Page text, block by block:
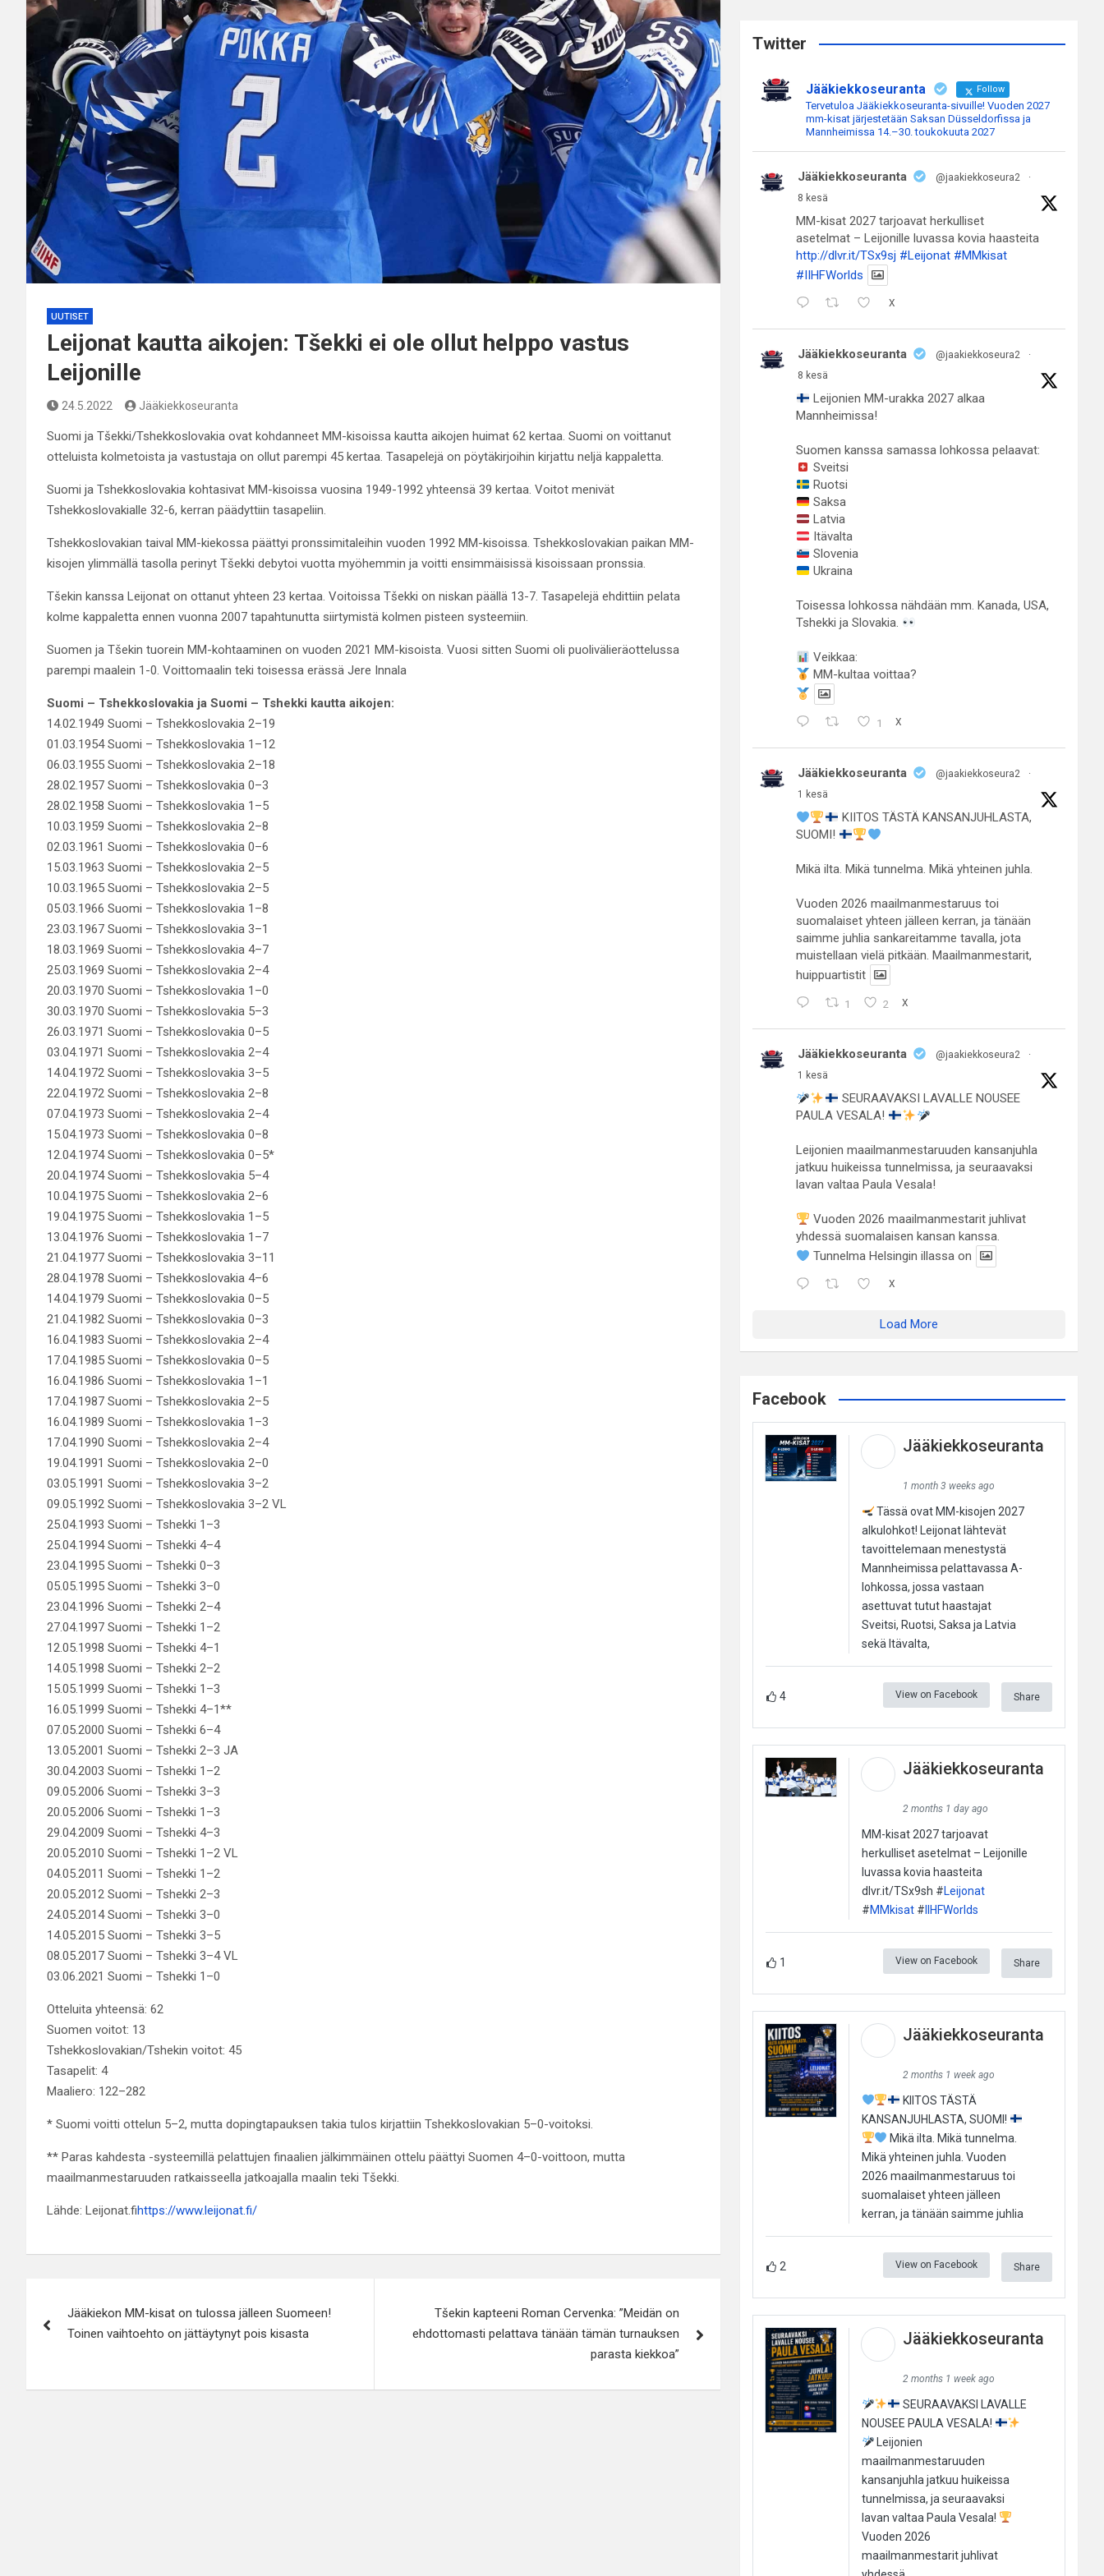
UUTISET
Leijonat kautta aikojen: Tšekki ei ole ollut helppo vastus
Leijonille
24.5.2022 Jääkiekkoseuranta
Suomi ja Tšekki/Tshekkoslovakia ovat kohdanneet MM-kisoissa kautta aikojen huimat 62 kertaa. Suomi on voittanut
otteluista kolmetoista ja vastustaja on ollut parempi 45 kertaa. Tasapelejä on pöytäkirjoihin kirjattu neljä kappaletta.
Suomi ja Tshekkoslovakia kohtasivat MM-kisoissa vuosina 1949-1992 yhteensä 39 kertaa. Voitot menivät
Tshekkoslovakialle 32-6, kerran päädyttiin tasapeliin.
Tshekkoslovakian taival MM-kiekossa päättyi pronssimitaleihin vuoden 1992 MM-kisoissa. Tshekkoslovakian paikan MM-
kisojen ylimmällä tasolla perinyt Tšekki debytoi vuotta myöhemmin ja voitti ensimmäisissä kisoissaan pronssia.
Tšekin kanssa Leijonat on ottanut yhteen 23 kertaa. Voitoissa Tšekki on niskan päällä 13-7. Tasapelejä ehdittiin pelata
kolme kappaletta ennen vuonna 2007 tapahtunutta siirtymistä kolmen pisteen systeemiin.
Suomen ja Tšekin tuorein MM-kohtaaminen on vuoden 2021 MM-kisoista. Vuosi sitten Suomi oli puolivälieräottelussa
parempi maalein 1-0. Voittomaalin teki toisessa erässä Jere Innala
Suomi – Tshekkoslovakia ja Suomi – Tshekki kautta aikojen:
14.02.1949 Suomi – Tshekkoslovakia 2–19
01.03.1954 Suomi – Tshekkoslovakia 1–12
06.03.1955 Suomi – Tshekkoslovakia 2–18
28.02.1957 Suomi – Tshekkoslovakia 0–3
28.02.1958 Suomi – Tshekkoslovakia 1–5
10.03.1959 Suomi – Tshekkoslovakia 2–8
02.03.1961 Suomi – Tshekkoslovakia 0–6
15.03.1963 Suomi – Tshekkoslovakia 2–5
10.03.1965 Suomi – Tshekkoslovakia 2–5
05.03.1966 Suomi – Tshekkoslovakia 1–8
23.03.1967 Suomi – Tshekkoslovakia 3–1
18.03.1969 Suomi – Tshekkoslovakia 4–7
25.03.1969 Suomi – Tshekkoslovakia 2–4
20.03.1970 Suomi – Tshekkoslovakia 1–0
30.03.1970 Suomi – Tshekkoslovakia 5–3
26.03.1971 Suomi – Tshekkoslovakia 0–5
03.04.1971 Suomi – Tshekkoslovakia 2–4
14.04.1972 Suomi – Tshekkoslovakia 3–5
22.04.1972 Suomi – Tshekkoslovakia 2–8
07.04.1973 Suomi – Tshekkoslovakia 2–4
15.04.1973 Suomi – Tshekkoslovakia 0–8
12.04.1974 Suomi – Tshekkoslovakia 0–5*
20.04.1974 Suomi – Tshekkoslovakia 5–4
10.04.1975 Suomi – Tshekkoslovakia 2–6
19.04.1975 Suomi – Tshekkoslovakia 1–5
13.04.1976 Suomi – Tshekkoslovakia 1–7
21.04.1977 Suomi – Tshekkoslovakia 3–11
28.04.1978 Suomi – Tshekkoslovakia 4–6
14.04.1979 Suomi – Tshekkoslovakia 0–5
21.04.1982 Suomi – Tshekkoslovakia 0–3
16.04.1983 Suomi – Tshekkoslovakia 2–4
17.04.1985 Suomi – Tshekkoslovakia 0–5
16.04.1986 Suomi – Tshekkoslovakia 1–1
17.04.1987 Suomi – Tshekkoslovakia 2–5
16.04.1989 Suomi – Tshekkoslovakia 1–3
17.04.1990 Suomi – Tshekkoslovakia 2–4
19.04.1991 Suomi – Tshekkoslovakia 2–0
03.05.1991 Suomi – Tshekkoslovakia 3–2
09.05.1992 Suomi – Tshekkoslovakia 3–2 VL
25.04.1993 Suomi – Tshekki 1–3
25.04.1994 Suomi – Tshekki 4–4
23.04.1995 Suomi – Tshekki 0–3
05.05.1995 Suomi – Tshekki 3–0
23.04.1996 Suomi – Tshekki 2–4
27.04.1997 Suomi – Tshekki 1–2
12.05.1998 Suomi – Tshekki 4–1
14.05.1998 Suomi – Tshekki 2–2
15.05.1999 Suomi – Tshekki 1–3
16.05.1999 Suomi – Tshekki 4–1**
07.05.2000 Suomi – Tshekki 6–4
13.05.2001 Suomi – Tshekki 2–3 JA
30.04.2003 Suomi – Tshekki 1–2
09.05.2006 Suomi – Tshekki 3–3
20.05.2006 Suomi – Tshekki 1–3
29.04.2009 Suomi – Tshekki 4–3
20.05.2010 Suomi – Tshekki 1–2 VL
04.05.2011 Suomi – Tshekki 1–2
20.05.2012 Suomi – Tshekki 2–3
24.05.2014 Suomi – Tshekki 3–0
14.05.2015 Suomi – Tshekki 3–5
08.05.2017 Suomi – Tshekki 3–4 VL
03.06.2021 Suomi – Tshekki 1–0
Otteluita yhteensä: 62
Suomen voitot: 13
Tshekkoslovakian/Tshekin voitot: 45
Tasapelit: 4
Maaliero: 122–282
* Suomi voitti ottelun 5–2, mutta dopingtapauksen takia tulos kirjattiin Tshekkoslovakian 5–0-voitoksi.
** Paras kahdesta -systeemillä pelattujen finaalien jälkimmäinen ottelu päättyi Suomen 4–0-voittoon, mutta
maailmanmestaruuden ratkaisseella jatkoajalla maalin teki Tšekki.
Lähde: Leijonat.fihttps://www.leijonat.fi/
selaus
Jääkiekon MM-kisat on tulossa jälleen Suomeen!
Toinen vaihtoehto on jättäytynyt pois kisasta
Tšekin kapteeni Roman Cervenka: ”Meidän on
ehdottomasti pelattava tänään tämän turnauksen
parasta kiekkoa”
c
Twitter
Jääkiekkoseuranta Follow
Tervetuloa Jääkiekkoseuranta-sivuille! Vuoden 2027
mm-kisat järjestetään Saksan Düsseldorfissa ja
Mannheimissa 14.–30. toukokuuta 2027
Jääkiekkoseuranta @jaakiekkoseura2
·
8 kesä
MM-kisat 2027 tarjoavat herkulliset
asetelmat – Leijonille luvassa kovia haasteita
http://dlvr.it/TSx9sj #Leijonat #MMkisat
#IIHFWorlds
X
Jääkiekkoseuranta @jaakiekkoseura2
·
8 kesä
Leijonien MM-urakka 2027 alkaa
Mannheimissa!
Suomen kanssa samassa lohkossa pelaavat:
Sveitsi
Ruotsi
Saksa
Latvia
Itävalta
Slovenia
Ukraina
Toisessa lohkossa nähdään mm. Kanada, USA,
Tshekki ja Slovakia.
Veikkaa:
MM-kultaa voittaa?
1 X
Jääkiekkoseuranta @jaakiekkoseura2
·
1 kesä
KIITOS TÄSTÄ KANSANJUHLASTA,
SUOMI!
Mikä ilta. Mikä tunnelma. Mikä yhteinen juhla.
Vuoden 2026 maailmanmestaruus toi
suomalaiset yhteen jälleen kerran, ja tänään
saimme juhlia sankareitamme tavalla, jota
muistellaan vielä pitkään. Maailmanmestarit,
huippuartistit
1 2 X
Jääkiekkoseuranta @jaakiekkoseura2
·
1 kesä
SEURAAVAKSI LAVALLE NOUSEE
PAULA VESALA!
Leijonien maailmanmestaruuden kansanjuhla
jatkuu huikeissa tunnelmissa, ja seuraavaksi
lavan valtaa Paula Vesala!
Vuoden 2026 maailmanmestarit juhlivat
yhdessä suomalaisen kansan kanssa.
Tunnelma Helsingin illassa on
X
Load More
Facebook
Jääkiekkoseuranta
1 month 3 weeks ago
Tässä ovat MM-kisojen 2027
alkulohkot! Leijonat lähtevät
tavoittelemaan menestystä
Mannheimissa pelattavassa A-
lohkossa, jossa vastaan
asettuvat tutut haastajat
Sveitsi, Ruotsi, Saksa ja Latvia
sekä Itävalta,
4 View on Facebook Share
Jääkiekkoseuranta
2 months 1 day ago
MM-kisat 2027 tarjoavat
herkulliset asetelmat – Leijonille
luvassa kovia haasteita
dlvr.it/TSx9sh #Leijonat
#MMkisat#IIHFWorlds
1 View on Facebook Share
Jääkiekkoseuranta
2 months 1 week ago
KIITOS TÄSTÄ
KANSANJUHLASTA, SUOMI!
Mikä ilta. Mikä tunnelma.
Mikä yhteinen juhla. Vuoden
2026 maailmanmestaruus toi
suomalaiset yhteen jälleen
kerran, ja tänään saimme juhlia
2 View on Facebook Share
Jääkiekkoseuranta
2 months 1 week ago
SEURAAVAKSI LAVALLE
NOUSEE PAULA VESALA!
Leijonien
maailmanmestaruuden
kansanjuhla jatkuu huikeissa
tunnelmissa, ja seuraavaksi
lavan valtaa Paula Vesala!
Vuoden 2026
maailmanmestarit juhlivat